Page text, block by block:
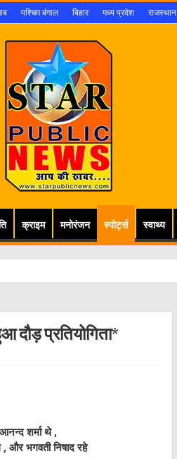
पश्चिम बंगाल बिहार मध्य प्रदेश राजस्थान
क्राइम मनोरंजन स्पोर्ट्स स्वाथ्य
गुहार
दौड़ प्रतियोगिता*
शर्मा थे ,
और भगवती निषाद रहे